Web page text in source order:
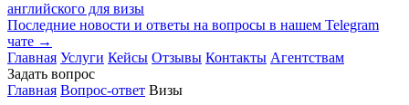
английского для визы
Последние новости и ответы на вопросы в нашем Telegram
чате →
Главная Услуги Кейсы Отзывы Контакты Агентствам
Задать вопрос
Главная Вопрос-ответ Визы